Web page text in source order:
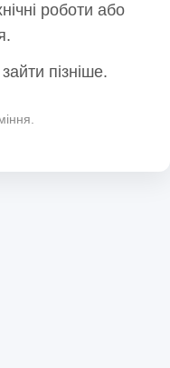
роботи або
пізніше.